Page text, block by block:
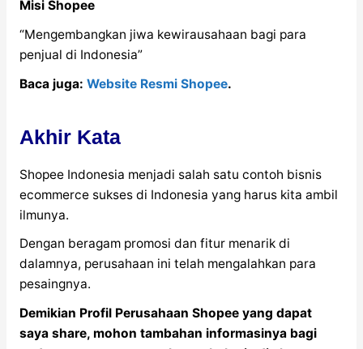
Misi Shopee
“Mengembangkan jiwa kewirausahaan bagi para
penjual di Indonesia”
Baca juga: Website Resmi Shopee.
Akhir Kata
Shopee Indonesia menjadi salah satu contoh bisnis
ecommerce sukses di Indonesia yang harus kita ambil
ilmunya.
Dengan beragam promosi dan fitur menarik di
dalamnya, perusahaan ini telah mengalahkan para
pesaingnya.
Demikian Profil Perusahaan Shopee yang dapat
saya share, mohon tambahan informasinya bagi